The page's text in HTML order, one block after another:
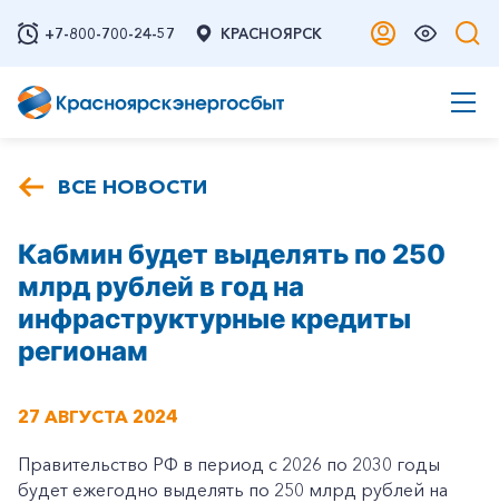
+7-800-700-24-57 КРАСНОЯРСК
ВСЕ НОВОСТИ
Кабмин будет выделять по 250
млрд рублей в год на
инфраструктурные кредиты
регионам
27 АВГУСТА 2024
Правительство РФ в период с 2026 по 2030 годы
будет ежегодно выделять по 250 млрд рублей на